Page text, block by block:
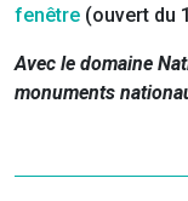
fenêtre (ouvert du
Avec le domaine
monuments